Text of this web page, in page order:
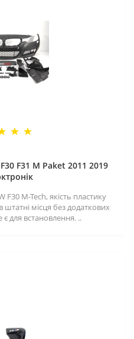
F31 M Paket 2011 2019
M-Tech, якість пластику
місця без додаткових
є для встановлення. ..